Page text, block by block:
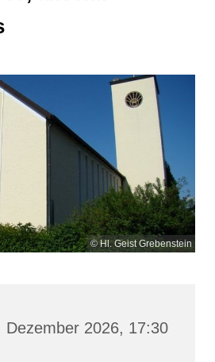
© Hl. Geist Grebenstein
Dezember 2026, 17:30